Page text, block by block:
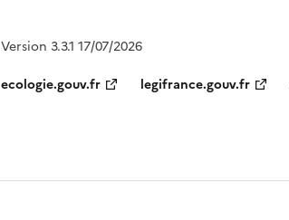
Version 3.3.1 17/07/2026
ecologie.gouv.fr
legifrance.gouv.fr